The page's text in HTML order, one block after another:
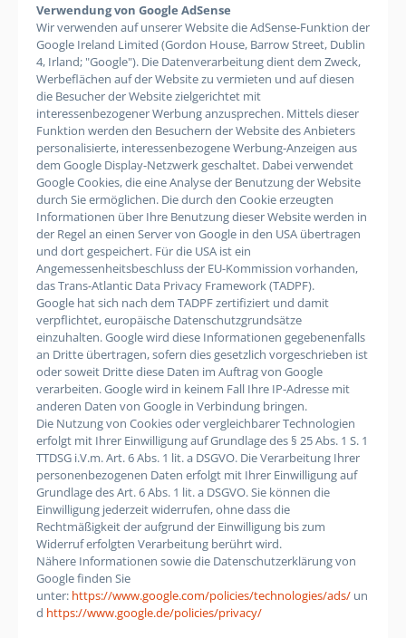
Verwendung von Google AdSense
Wir verwenden auf unserer Website die AdSense-Funktion der
Google Ireland Limited (Gordon House, Barrow Street, Dublin
4, Irland; "Google"). Die Datenverarbeitung dient dem Zweck,
Werbeflächen auf der Website zu vermieten und auf diesen
die Besucher der Website zielgerichtet mit
interessenbezogener Werbung anzusprechen. Mittels dieser
Funktion werden den Besuchern der Website des Anbieters
personalisierte, interessenbezogene Werbung-Anzeigen aus
dem Google Display-Netzwerk geschaltet. Dabei verwendet
Google Cookies, die eine Analyse der Benutzung der Website
durch Sie ermöglichen. Die durch den Cookie erzeugten
Informationen über Ihre Benutzung dieser Website werden in
der Regel an einen Server von Google in den USA übertragen
und dort gespeichert. Für die USA ist ein
Angemessenheitsbeschluss der EU-Kommission vorhanden,
das Trans-Atlantic Data Privacy Framework (TADPF).
Google hat sich nach dem TADPF zertifiziert und damit
verpflichtet, europäische Datenschutzgrundsätze
einzuhalten.Google wird diese Informationen gegebenenfalls
an Dritte übertragen, sofern dies gesetzlich vorgeschrieben ist
oder soweit Dritte diese Daten im Auftrag von Google
verarbeiten. Google wird in keinem Fall Ihre IP-Adresse mit
anderen Daten von Google in Verbindung bringen.
Die Nutzung von Cookies oder vergleichbarer Technologien
erfolgt mit Ihrer Einwilligung auf Grundlage des § 25 Abs. 1 S. 1
TTDSG i.V.m. Art. 6 Abs. 1 lit. a DSGVO. Die Verarbeitung Ihrer
personenbezogenen Daten erfolgt mit Ihrer Einwilligung auf
Grundlage des Art. 6 Abs. 1 lit. a DSGVO. Sie können die
Einwilligung jederzeit widerrufen, ohne dass die
Rechtmäßigkeit der aufgrund der Einwilligung bis zum
Widerruf erfolgten Verarbeitung berührt wird.
Nähere Informationen sowie die Datenschutzerklärung von
Google finden Sie
unter: https://www.google.com/policies/technologies/ads/ un
d https://www.google.de/policies/privacy/